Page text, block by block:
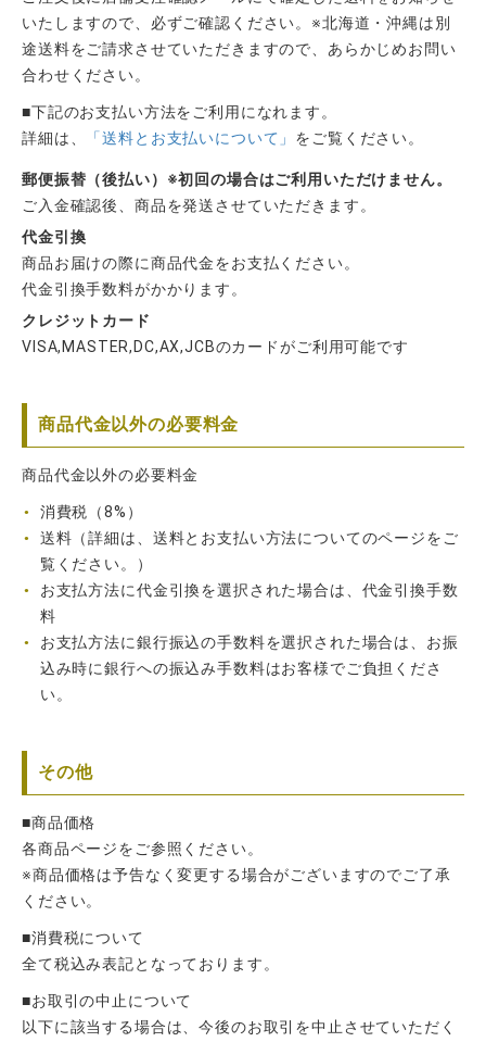
いたしますので、必ずご確認ください。※北海道・沖縄は別
途送料をご請求させていただきますので、あらかじめお問い
合わせください。
■下記のお支払い方法をご利用になれます。
詳細は、
「送料とお支払いについて」 をご覧ください。
郵便振替（後払い）※初回の場合はご利用いただけません。
ご入金確認後、商品を発送させていただきます。
代金引換
商品お届けの際に商品代金をお支払ください。
代金引換手数料がかかります。
クレジットカード
VISA,MASTER,DC,AX,JCBのカードがご利用可能です
商品代金以外の必要料金
商品代金以外の必要料金
消費税（8%）
送料（詳細は、送料とお支払い方法についてのページをご
覧ください。）
お支払方法に代金引換を選択された場合は、代金引換手数
料
お支払方法に銀行振込の手数料を選択された場合は、お振
込み時に銀行への振込み手数料はお客様でご負担くださ
い。
その他
■商品価格
各商品ページをご参照ください。
※商品価格は予告なく変更する場合がございますのでご了承
ください。
■消費税について
全て税込み表記となっております。
■お取引の中止について
以下に該当する場合は、今後のお取引を中止させていただく